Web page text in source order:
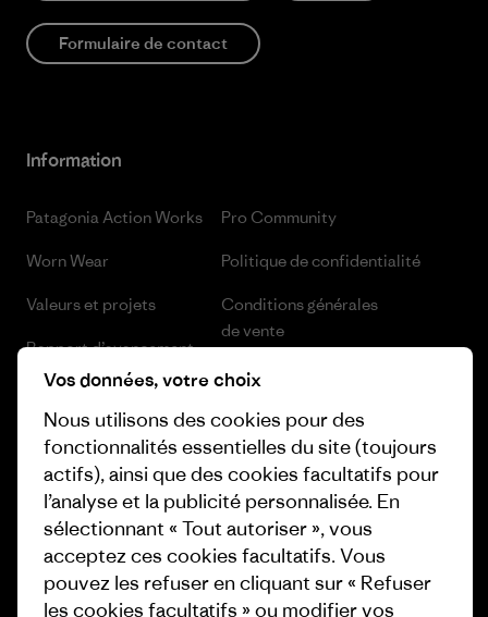
Formulaire de contact
Information
Patagonia Action Works
Worn Wear
Valeurs et projets
Rapport d’avancement
Business Unusual
Objectifs climatiques
1% For The Planet
Comment nous finançons
Cartes cadeaux
Nos magasins
Pro Community
Politique de confidentialité
Conditions générales
de vente
Préférences de cookie
Carrières
Presse et media
Industry program
Programme d’affiliation
Patagonia Belgique Plan du site
Vos données, votre choix
Nous utilisons des cookies pour des
fonctionnalités essentielles du site (toujours
actifs), ainsi que des cookies facultatifs pour
l’analyse et la publicité personnalisée. En
sélectionnant « Tout autoriser », vous
acceptez ces cookies facultatifs. Vous
pouvez les refuser en cliquant sur « Refuser
les cookies facultatifs » ou modifier vos